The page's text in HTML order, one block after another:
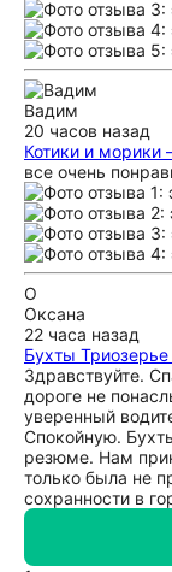
Вадим
20 часов назад
Котики и морики
все очень
О
Оксана
22 часа назад
Бухты
Здравствуйте.
дороге не
уверенный
Спокойную.
резюме. Нам
только была не
сохранности в